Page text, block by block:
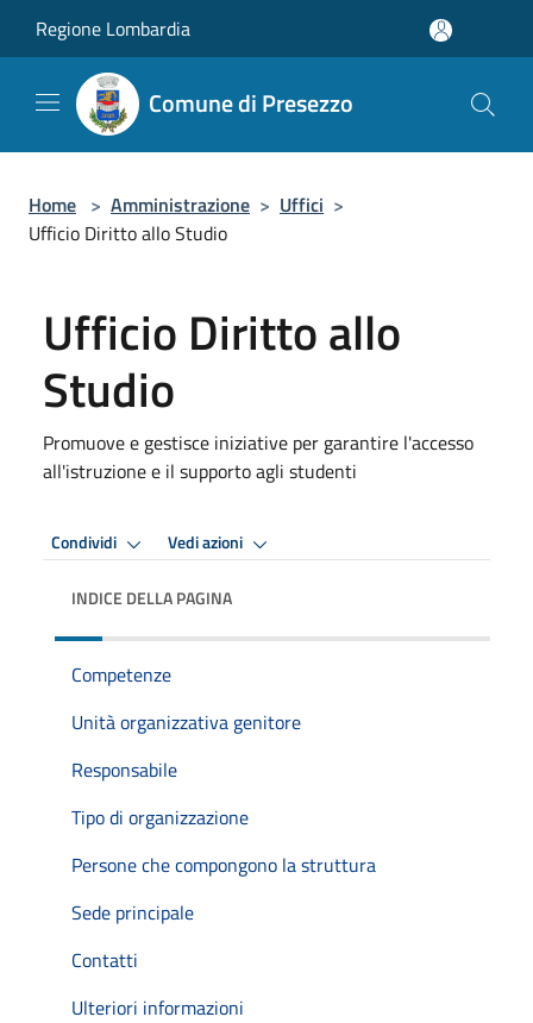
Regione Lombardia
Comune di Presezzo
Home > Amministrazione > Uffici >
Ufficio Diritto allo Studio
Ufficio Diritto allo
Studio
Promuove e gestisce iniziative per garantire l'accesso
all'istruzione e il supporto agli studenti
Condividi Vedi azioni
INDICE DELLA PAGINA
Competenze
Unità organizzativa genitore
Responsabile
Tipo di organizzazione
Persone che compongono la struttura
Sede principale
Contatti
Ulteriori informazioni